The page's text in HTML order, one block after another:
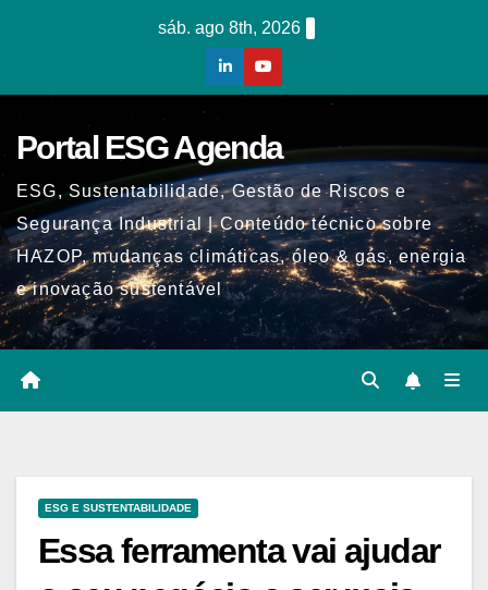
sáb. ago 8th, 2026
Portal ESG Agenda
ESG, Sustentabilidade, Gestão de Riscos e
Segurança Industrial | Conteúdo técnico sobre
HAZOP, mudanças climáticas, óleo & gás, energia
e inovação sustentável
ESG E SUSTENTABILIDADE
Essa ferramenta vai ajudar